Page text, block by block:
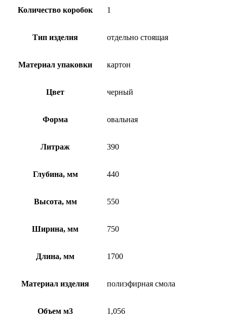
Количество коробок 1
Тип изделия отдельно стоящая
Материал упаковки картон
Цвет черный
Форма овальная
Литраж 390
Глубина, мм 440
Высота, мм 550
Ширина, мм 750
Длина, мм 1700
Материал изделия полиэфирная смола
Объем м3 1,056